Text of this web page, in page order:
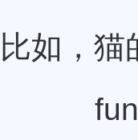
比如，